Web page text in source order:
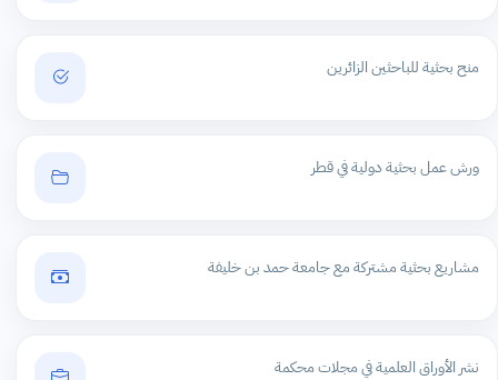
منح بحثية للباحثين الزائرين
ورش عمل بحثية دولية في قطر
مشاريع بحثية مشتركة مع جامعة حمد بن خليفة
نشر الأوراق العلمية في مجلات محكمة